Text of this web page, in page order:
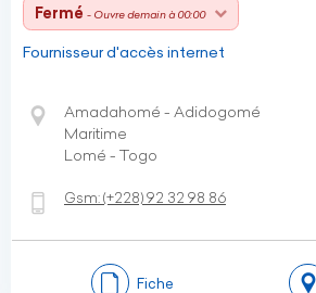
Fermé - Ouvre demain à 00:00
Fournisseur d'accès internet
Amadahomé - Adidogomé
Maritime
Lomé - Togo
Gsm:(+228)92 32 98 86
Fiche